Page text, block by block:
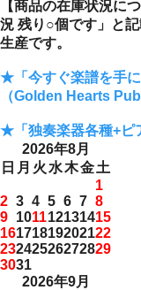
【商品の在庫状況に
況 残り○個です」と
生産です。
★「今すぐ楽譜を手に
（Golden Hearts
★「独奏楽器各種+ピ
2026年8月
日 月 火 水木金土
1
2 3 4 5 6 7 8
9 101112131415
16171819202122
23242526272829
3031
2026年9月